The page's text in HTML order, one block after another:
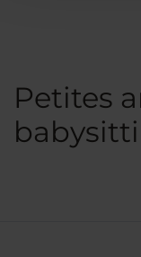
Petites